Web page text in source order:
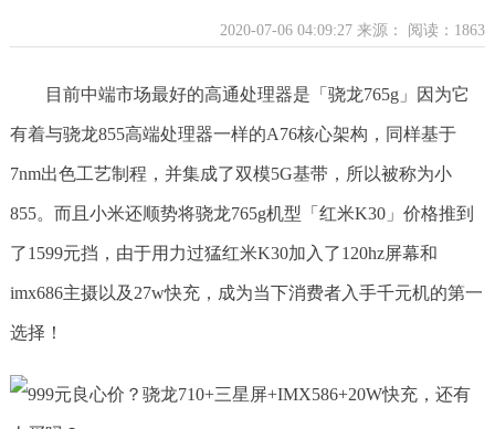
2020-07-06 04:09:27 来源： 阅读：1863
目前中端市场最好的高通处理器是「骁龙765g」因为它
有着与骁龙855高端处理器一样的A76核心架构，同样基于
7nm出色工艺制程，并集成了双模5G基带，所以被称为小
855。而且小米还顺势将骁龙765g机型「红米K30」价格推到
了1599元挡，由于用力过猛红米K30加入了120hz屏幕和
imx686主摄以及27w快充，成为当下消费者入手千元机的第一
选择！